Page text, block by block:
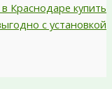
Краснодаре купить
с установкой